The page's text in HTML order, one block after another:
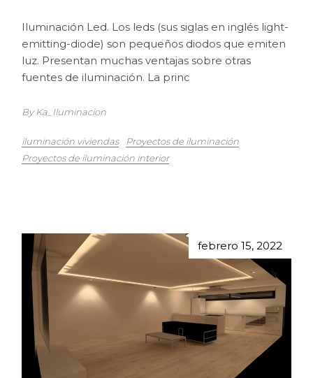
Iluminación Led. Los leds (sus siglas en inglés light-
emitting-diode) son pequeños diodos que emiten
luz. Presentan muchas ventajas sobre otras
fuentes de iluminación. La princ
By Ka_Iluminacion
iluminación viviendas
Proyectos de iluminación
Proyectos de iluminación interior
febrero 15, 2022